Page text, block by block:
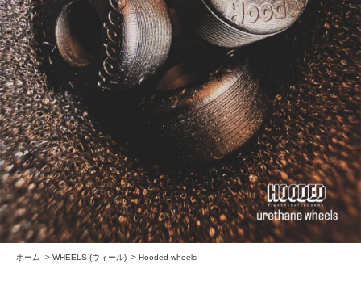
ホーム > WHEELS (ウィール) > Hooded wheels